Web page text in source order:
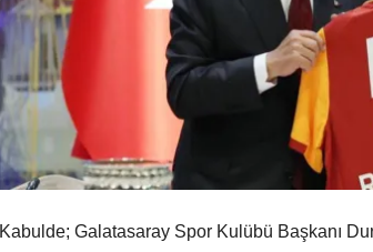
Kabulde; Galatasaray Spor Kulübü Başkanı